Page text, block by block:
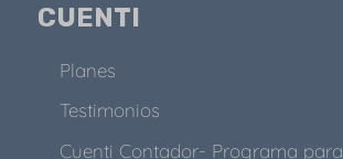
CUENTI
Planes
Testimonios
Cuenti Contador- Programa para